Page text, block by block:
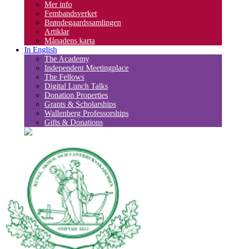
Mer info
Fembandsverket
Brøndegaardssamlingen
Artiklar
Månadens karta
In English
The Academy
Independent Meetingplace
The Fellows
Digital Lunch Talks
Donation Properties
Grants & Scholarships
Wallenberg Professorships
Gifts & Donations